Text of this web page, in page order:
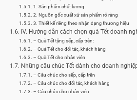
1. Sản phẩm chất lượng
2. Nguồn gốc xuất xứ sản phẩm rõ ràng
3. Thiết kế riêng theo nhận dạng thương hiệu
IV. Hướng dẫn cách chọn quà Tết doanh
– Quà Tết tặng sếp, cấp trên:
– Quà Tết cho đối tác, khách hàng
– Quà Tết cho nhân viên
Những câu chúc Tết dành cho doanh
– Câu chúc cho sếp, cấp trên
– Câu chúc cho đối tác, khách hàng
– Câu chúc cho nhân viên